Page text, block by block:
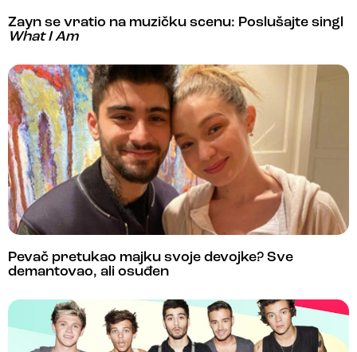
Zayn se vratio na muzičku scenu: Poslušajte singl
What I Am
Pevač pretukao majku svoje devojke? Sve
demantovao, ali osuđen